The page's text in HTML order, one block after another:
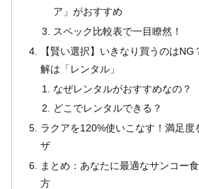
ア」がおすすめ
スペック比較表で一目瞭然！
【賢い選択】いきなり買うのは
解は「レンタル」
なぜレンタルがおすすめなの？
どこでレンタルできる？
ラクアを120%使いこなす！満足度
ザ
まとめ：あなたに最適なサンコー
方